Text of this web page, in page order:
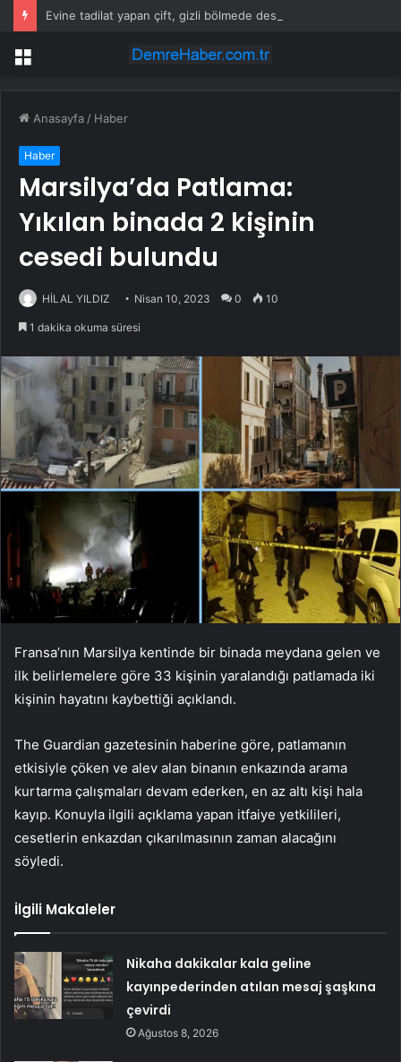
Menü
Anasayfa / Haber
Haber
Marsilya’da Patlama:
Yıkılan binada 2 kişinin
cesedi bulundu
HİLAL YILDIZ Nisan 10, 2023 0 10
1 dakika okuma süresi
Fransa’nın Marsilya kentinde bir binada meydana gelen ve
ilk belirlemelere göre 33 kişinin yaralandığı patlamada iki
kişinin hayatını kaybettiği açıklandı.
The Guardian gazetesinin haberine göre, patlamanın
etkisiyle çöken ve alev alan binanın enkazında arama
kurtarma çalışmaları devam ederken, en az altı kişi hala
kayıp. Konuyla ilgili açıklama yapan itfaiye yetkilileri,
cesetlerin enkazdan çıkarılmasının zaman alacağını
söyledi.
İlgili Makaleler
Nikaha dakikalar kala geline
kayınpederinden atılan mesaj şaşkına
çevirdi
Ağustos 8, 2026